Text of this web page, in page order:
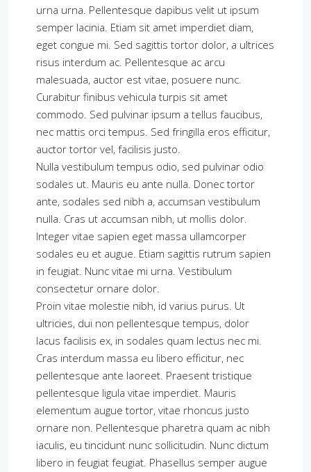
urna urna. Pellentesque dapibus velit ut ipsum
semper lacinia. Etiam sit amet imperdiet diam,
eget congue mi. Sed sagittis tortor dolor, a ultrices
risus interdum ac. Pellentesque ac arcu
malesuada, auctor est vitae, posuere nunc.
Curabitur finibus vehicula turpis sit amet
commodo. Sed pulvinar ipsum a tellus faucibus,
nec mattis orci tempus. Sed fringilla eros efficitur,
auctor tortor vel, facilisis justo.
Nulla vestibulum tempus odio, sed pulvinar odio
sodales ut. Mauris eu ante nulla. Donec tortor
ante, sodales sed nibh a, accumsan vestibulum
nulla. Cras ut accumsan nibh, ut mollis dolor.
Integer vitae sapien eget massa ullamcorper
sodales eu et augue. Etiam sagittis rutrum sapien
in feugiat. Nunc vitae mi urna. Vestibulum
consectetur ornare dolor.
Proin vitae molestie nibh, id varius purus. Ut
ultricies, dui non pellentesque tempus, dolor
lacus facilisis ex, in sodales quam lectus nec mi.
Cras interdum massa eu libero efficitur, nec
pellentesque ante laoreet. Praesent tristique
pellentesque ligula vitae imperdiet. Mauris
elementum augue tortor, vitae rhoncus justo
ornare non. Pellentesque pharetra quam ac nibh
iaculis, eu tincidunt nunc sollicitudin. Nunc dictum
libero in feugiat feugiat. Phasellus semper augue